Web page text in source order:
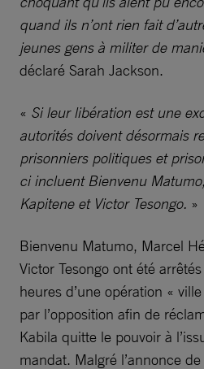
quand ils n’ont rien fait
jeunes gens à militer de
déclaré Sarah Jackson.
« Si leur libération est une
autorités doivent désormais
prisonniers politiques et
ci incluent Bienvenu
Kapitene et Victor Tesongo. »
Bienvenu Matumo, Marcel
Victor Tesongo ont été
heures d’une opération «
par l’opposition afin de
Kabila quitte le pouvoir à
mandat. Malgré l’annonce